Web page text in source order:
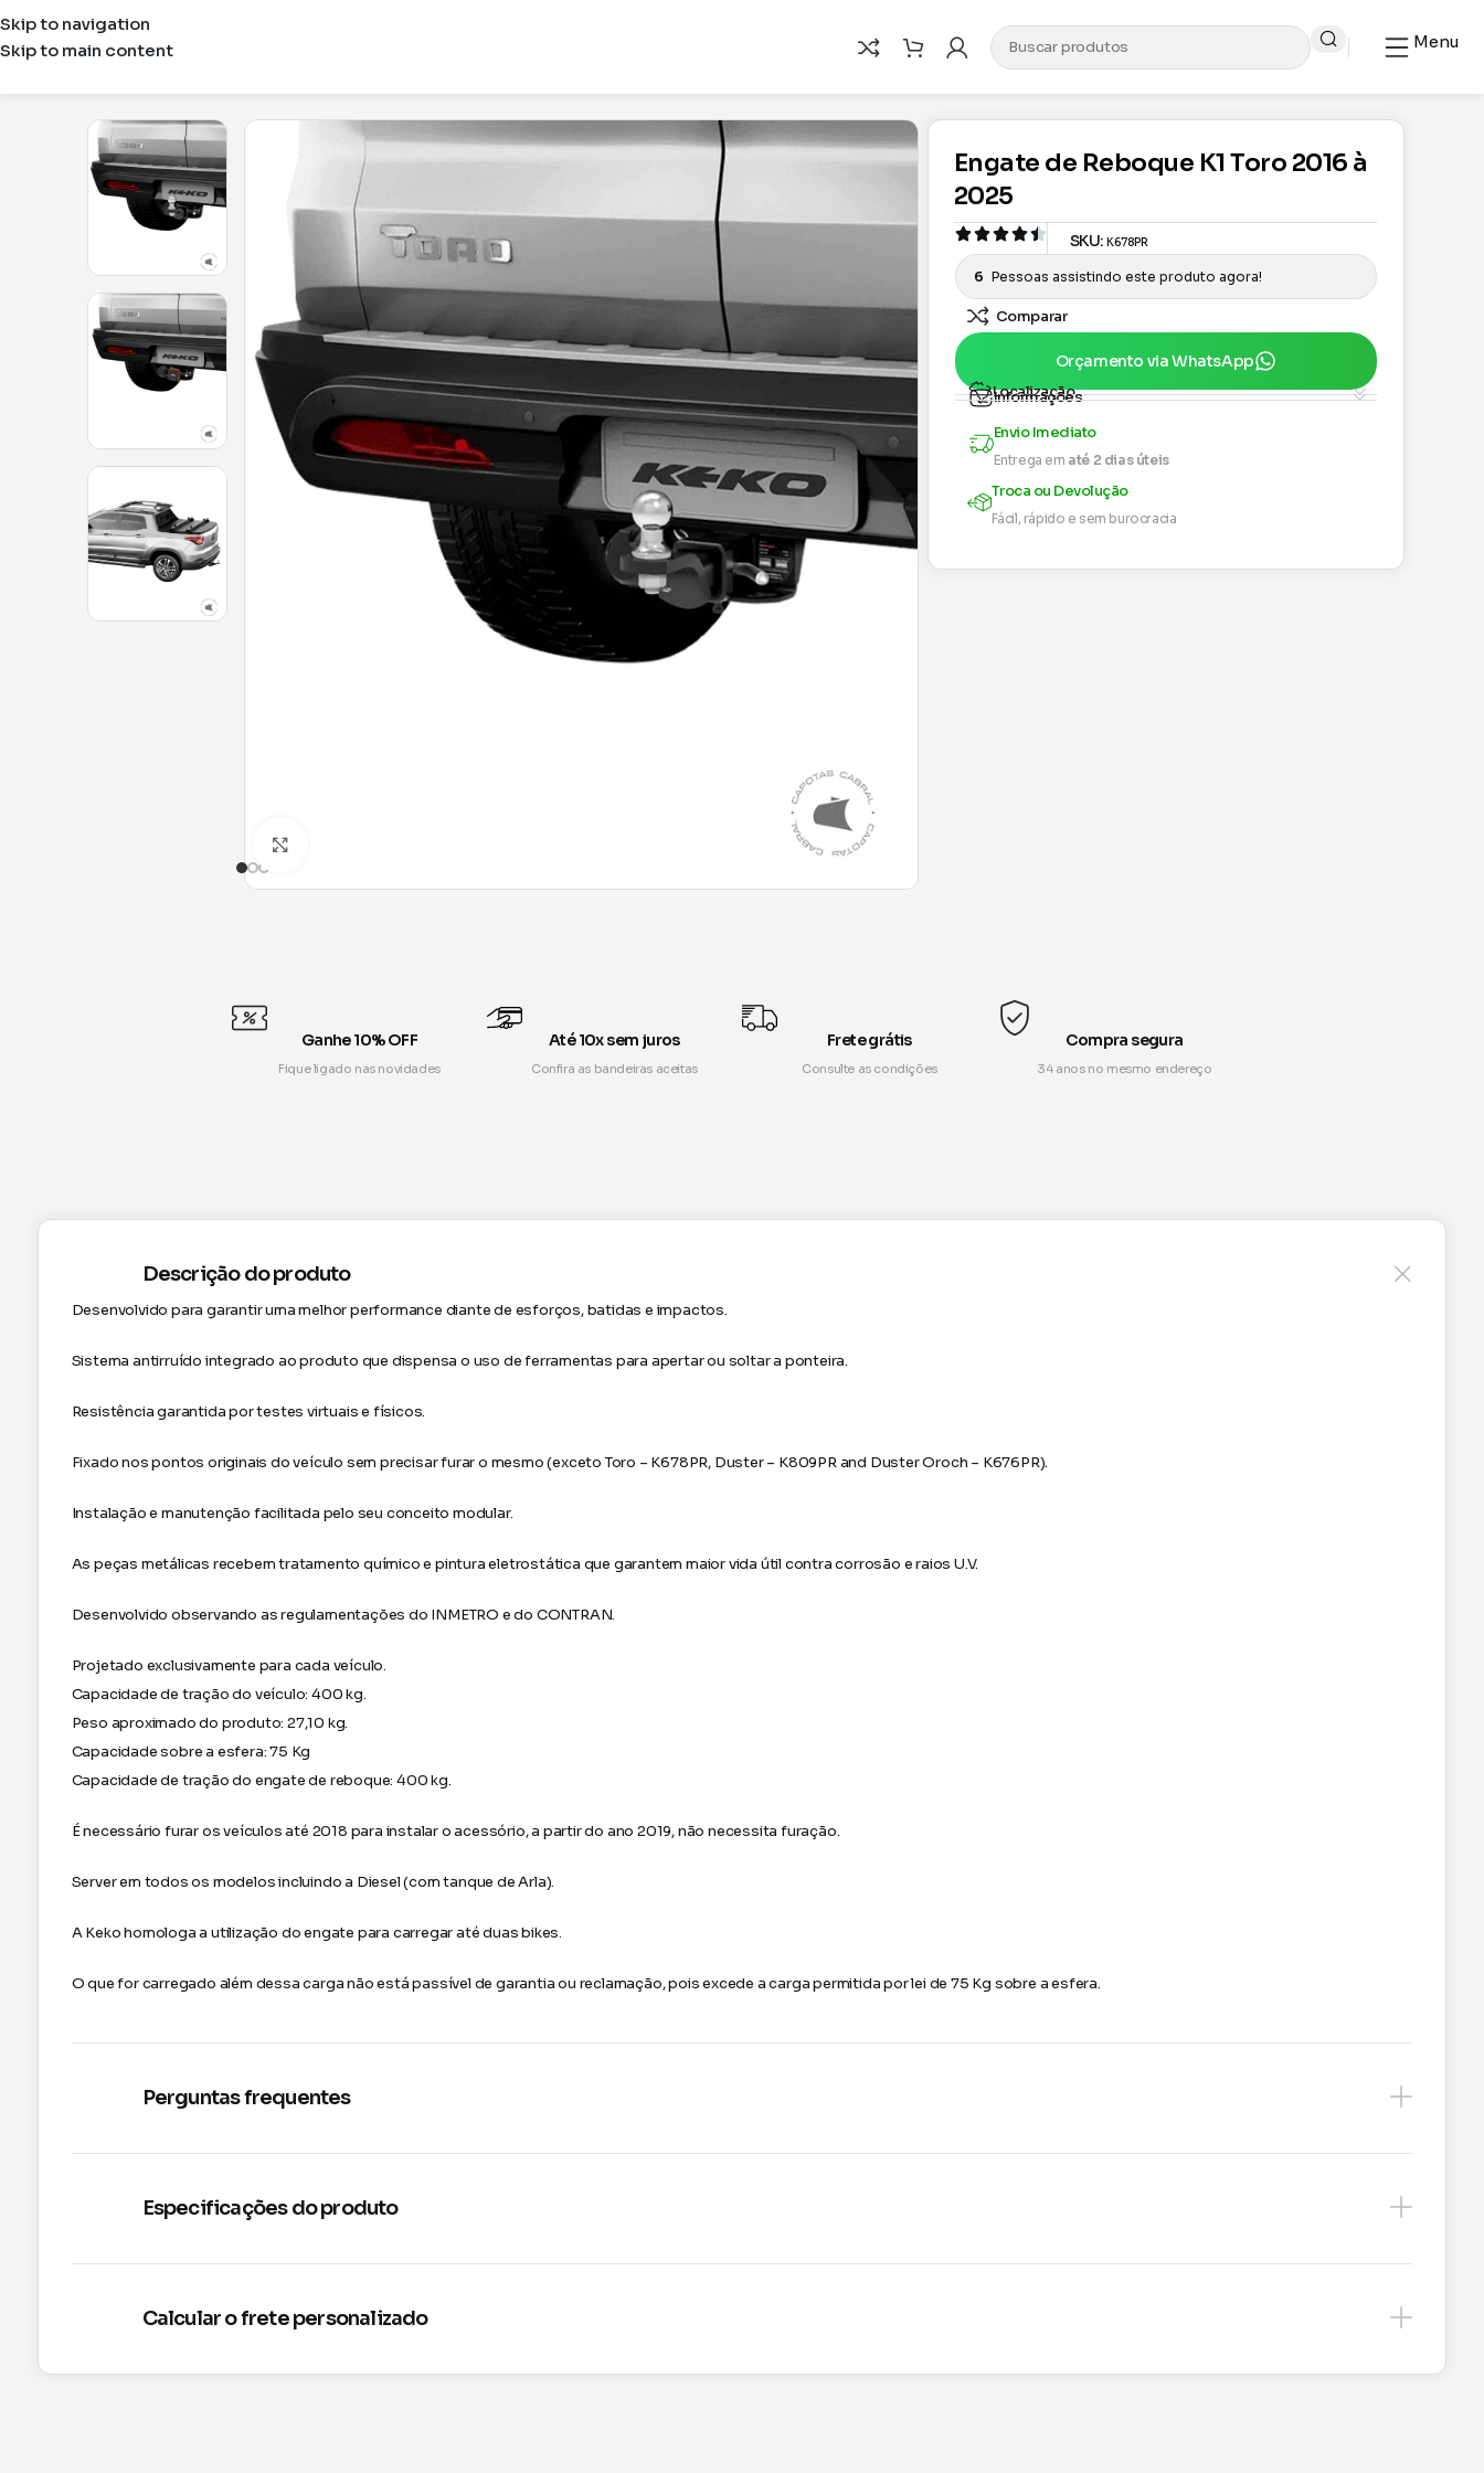
Skip to navigation
Skip to main content
Menu
Engate de Reboque K1 Toro 2016 à
2025
SKU: K678PR
6 Pessoas assistindo este produto agora!
Comparar
Orçamento via WhatsApp
Localização
Informações
Envio Imediato
Entrega em até 2 dias úteis
Troca ou Devolução
Fácil, rápido e sem burocracia
Ganhe 10% OFF
Fique ligado nas novidades
Até 10x sem juros
Confira as bandeiras aceitas
Frete grátis
Consulte as condições
Compra segura
34 anos no mesmo endereço
Descrição do produto
Desenvolvido para garantir uma melhor performance diante de esforços, batidas e impactos.
Sistema antirruído integrado ao produto que dispensa o uso de ferramentas para apertar ou soltar a ponteira.
Resistência garantida por testes virtuais e físicos.
Fixado nos pontos originais do veículo sem precisar furar o mesmo (exceto Toro – K678PR, Duster – K809PR and Duster Oroch – K676PR).
Instalação e manutenção facilitada pelo seu conceito modular.
As peças metálicas recebem tratamento químico e pintura eletrostática que garantem maior vida útil contra corrosão e raios U.V.
Desenvolvido observando as regulamentações do INMETRO e do CONTRAN.
Projetado exclusivamente para cada veículo.
Capacidade de tração do veículo: 400 kg.
Peso aproximado do produto: 27,10 kg.
Capacidade sobre a esfera: 75 Kg
Capacidade de tração do engate de reboque: 400 kg.
É necessário furar os veículos até 2018 para instalar o acessório, a partir do ano 2019, não necessita furação.
Server em todos os modelos incluindo a Diesel (com tanque de Arla).
A Keko homologa a utilização do engate para carregar até duas bikes.
O que for carregado além dessa carga não está passível de garantia ou reclamação, pois excede a carga permitida por lei de 75 Kg sobre a esfera.
Perguntas frequentes
Especificações do produto
Calcular o frete personalizado